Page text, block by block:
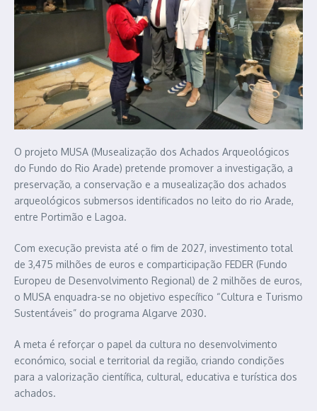
O projeto MUSA (Musealização dos Achados Arqueológicos
do Fundo do Rio Arade) pretende promover a investigação, a
preservação, a conservação e a musealização dos achados
arqueológicos submersos identificados no leito do rio Arade,
entre Portimão e Lagoa.
Com execução prevista até o fim de 2027, investimento total
de 3,475 milhões de euros e comparticipação FEDER (Fundo
Europeu de Desenvolvimento Regional) de 2 milhões de euros,
o MUSA enquadra-se no objetivo específico “Cultura e Turismo
Sustentáveis” do programa Algarve 2030.
A meta é reforçar o papel da cultura no desenvolvimento
económico, social e territorial da região, criando condições
para a valorização científica, cultural, educativa e turística dos
achados.